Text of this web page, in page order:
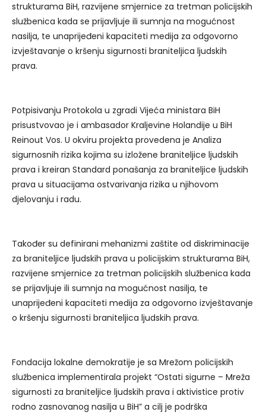
strukturama BiH, razvijene smjernice za tretman policijskih
službenica kada se prijavljuje ili sumnja na mogućnost
nasilja, te unaprijeđeni kapaciteti medija za odgovorno
izvještavanje o kršenju sigurnosti braniteljica ljudskih
prava.
Potpisivanju Protokola u zgradi Vijeća ministara BiH
prisustvovao je i ambasador Kraljevine Holandije u BiH
Reinout Vos. U okviru projekta provedena je Analiza
sigurnosnih rizika kojima su izložene braniteljice ljudskih
prava i kreiran Standard ponašanja za braniteljice ljudskih
prava u situacijama ostvarivanja rizika u njihovom
djelovanju i radu.
Također su definirani mehanizmi zaštite od diskriminacije
za braniteljice ljudskih prava u policijskim strukturama BiH,
razvijene smjernice za tretman policijskih službenica kada
se prijavljuje ili sumnja na mogućnost nasilja, te
unaprijeđeni kapaciteti medija za odgovorno izvještavanje
o kršenju sigurnosti braniteljica ljudskih prava.
Fondacija lokalne demokratije je sa Mrežom policijskih
službenica implementirala projekt “Ostati sigurne – Mreža
sigurnosti za braniteljice ljudskih prava i aktivistice protiv
rodno zasnovanog nasilja u BiH” a cilj je podrška